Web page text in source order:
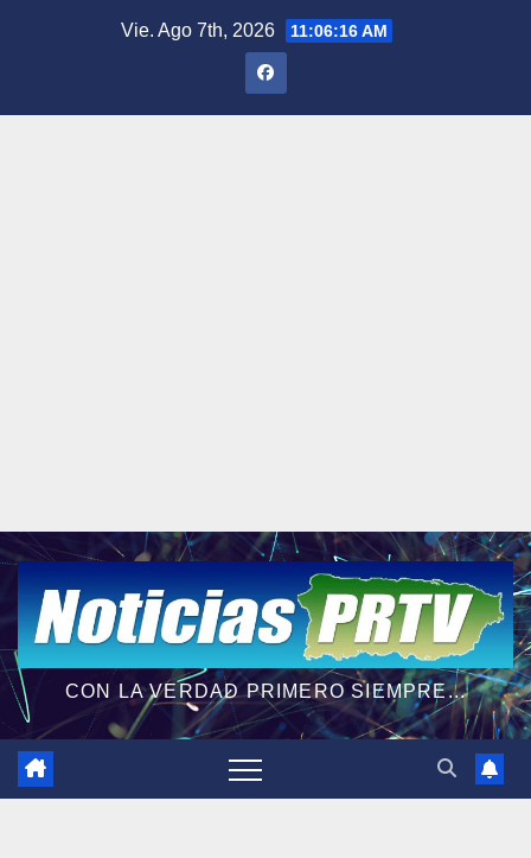
Vie. Ago 7th, 2026 11:06:17 AM
CON LA VERDAD PRIMERO SIEMPRE...